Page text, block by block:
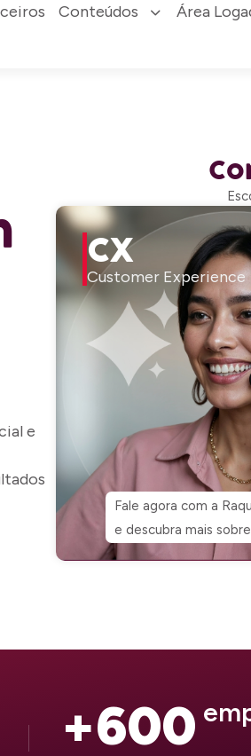
Conteúdos
Área
e
Fale agora com a
e descubra mais
CX
Customer Experience
+600